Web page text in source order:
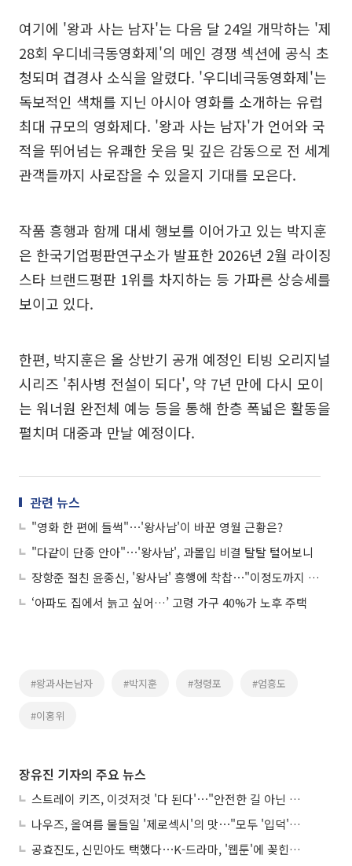
여기에 '왕과 사는 남자'는 다음 달 24일 개막하는 '제
28회 우디네극동영화제'의 메인 경쟁 섹션에 공식 초
청되며 겹경사 소식을 알렸다. '우디네극동영화제'는
독보적인 색채를 지닌 아시아 영화를 소개하는 유럽
최대 규모의 영화제다. '왕과 사는 남자'가 언어와 국
적을 뛰어넘는 유쾌한 웃음 및 깊은 감동으로 전 세계
관객들까지 사로잡을 수 있을지 기대를 모은다.
작품 흥행과 함께 대세 행보를 이어가고 있는 박지훈
은 한국기업평판연구소가 발표한 2026년 2월 라이징
스타 브랜드평판 1위를 차지하는 등 가파른 상승세를
보이고 있다.
한편, 박지훈은 올 상반기 공개 예정인 티빙 오리지널
시리즈 '취사병 전설이 되다', 약 7년 만에 다시 모이
는 워너원 완전체 예능 등을 통해 한층 폭넓은 활동을
펼치며 대중과 만날 예정이다.
관련 뉴스
"영화 한 편에 들썩"⋯'왕사남'이 바꾼 영월 근황은?
"다같이 단종 안아"⋯'왕사남', 과몰입 비결 탈탈 털어보니
장항준 절친 윤종신, '왕사남' 흥행에 착찹⋯"이정도까지 바란 건 아닌데"
‘아파도 집에서 늙고 싶어…’ 고령 가구 40%가 노후 주택
#왕과사는남자 #박지훈 #청령포 #엄흥도
#이홍위
장유진 기자의 주요 뉴스
스트레이 키즈, 이것저것 '다 된다'⋯"안전한 길 아닌 도전이 재밌어"
나우즈, 올여름 물들일 '제로섹시'의 맛⋯"모두 '입덕'시킬 것"
공효진도, 신민아도 택했다⋯K-드라마, '웹툰'에 꽂힌 이유